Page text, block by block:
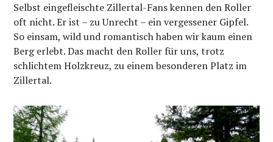
Selbst eingefleischte Zillertal-Fans kennen den Roller
oft nicht. Er ist – zu Unrecht – ein vergessener Gipfel.
So einsam, wild und romantisch haben wir kaum einen
Berg erlebt. Das macht den Roller für uns, trotz
schlichtem Holzkreuz, zu einem besonderen Platz im
Zillertal.